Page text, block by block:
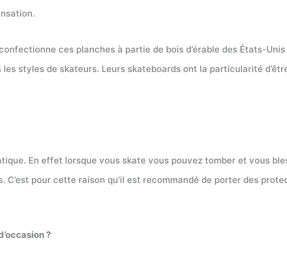
ces planches à partie de bois d’érable des États-
styles de skateurs. Leurs skateboards ont la particularité
En effet lorsque vous skate vous pouvez tomber et vous
pour cette raison qu’il est recommandé de porter des
?